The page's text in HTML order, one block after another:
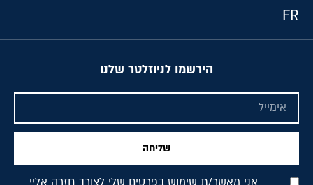
FR
הירשמו לניוזלטר שלנו
שליחה